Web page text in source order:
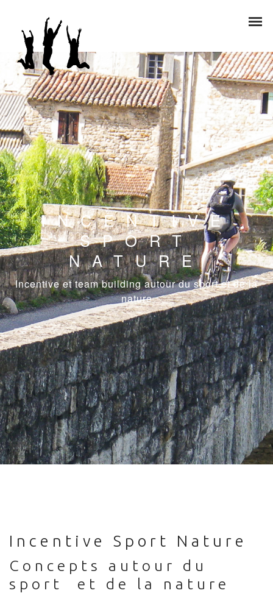
INCENTIVE
SPORT
NATURE
Incentive et team building autour du sport et de la
nature
Incentive Sport Nature
Concepts autour du
sport et de la nature